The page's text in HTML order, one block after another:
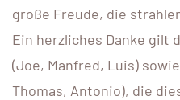
große Freude, die
Ein herzliches Danke gilt
(Joe, Manfred, Luis)
Thomas, Antonio), die